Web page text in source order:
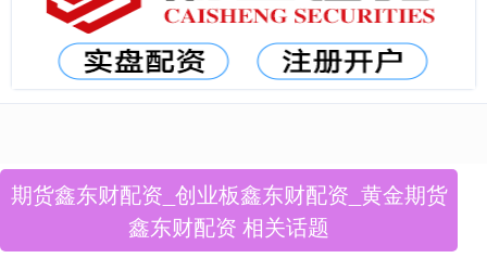
期货鑫东财配资_创业板鑫东财配资_黄金期货
鑫东财配资 相关话题